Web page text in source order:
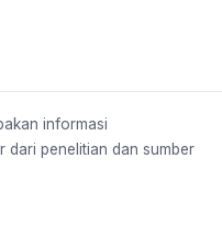
informasi
dari penelitian dan sumber